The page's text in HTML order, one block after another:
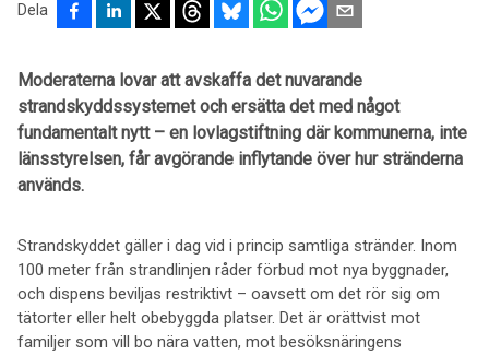
Dela
Moderaterna lovar att avskaffa det nuvarande
strandskyddssystemet och ersätta det med något
fundamentalt nytt – en lovlagstiftning där kommunerna, inte
länsstyrelsen, får avgörande inflytande över hur stränderna
används.
Strandskyddet gäller i dag vid i princip samtliga stränder. Inom
100 meter från strandlinjen råder förbud mot nya byggnader,
och dispens beviljas restriktivt – oavsett om det rör sig om
tätorter eller helt obebyggda platser. Det är orättvist mot
familjer som vill bo nära vatten, mot besöksnäringens